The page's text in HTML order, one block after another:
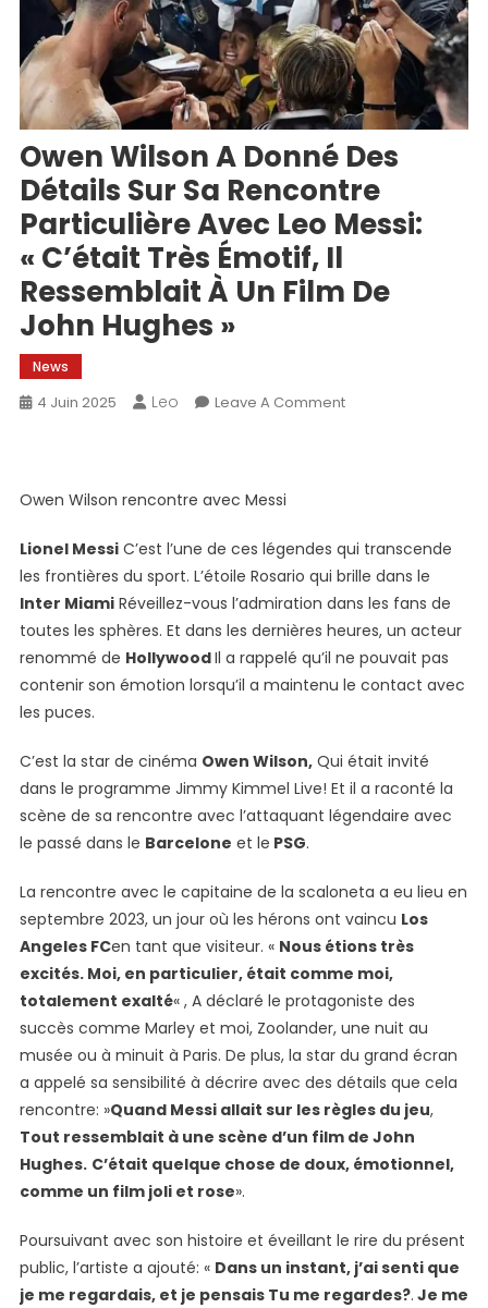
Owen Wilson A Donné Des
Détails Sur Sa Rencontre
Particulière Avec Leo Messi:
« C’était Très Émotif, Il
Ressemblait À Un Film De
John Hughes »
News
4 Juin 2025 Leo Leave A CommentOn
Détails
Sur
Sa
Rencontre
Particulière
Avec
« C’était
Très
Il
Un
Film
De
John
Hughes »
Owen Wilson rencontre avec Messi
Lionel MessiC’est l’une de ces légendes qui transcende
les frontières du sport. L’étoile Rosario qui brille dans le
Inter MiamiRéveillez-vous l’admiration dans les fans de
toutes les sphères. Et dans les dernières heures, un acteur
renommé de HollywoodIl a rappelé qu’il ne pouvait pas
contenir son émotion lorsqu’il a maintenu le contact avec
les puces.
C’est la star de cinéma Owen Wilson,Qui était invité
dans le programme Jimmy Kimmel Live! Et il a raconté la
scène de sa rencontre avec l’attaquant légendaire avec
le passé dans le Barcelone et le PSG.
La rencontre avec le capitaine de la scaloneta a eu lieu en
septembre 2023, un jour où les hérons ont vaincu Los
Angeles FCen tant que visiteur. « Nous étions très
excités. Moi, en particulier, était comme moi,
totalement exalté« , A déclaré le protagoniste des
succès comme Marley et moi, Zoolander, une nuit au
musée ou à minuit à Paris. De plus, la star du grand écran
a appelé sa sensibilité à décrire avec des détails que cela
rencontre: »Quand Messi allait sur les règles du jeu,
Tout ressemblait à une scène d’un film de John
Hughes. C’était quelque chose de doux, émotionnel,
comme un film joli et rose».
Poursuivant avec son histoire et éveillant le rire du présent
public, l’artiste a ajouté: « Dans un instant, j’ai senti que
je me regardais, et je pensais Tu me regardes?. Je me